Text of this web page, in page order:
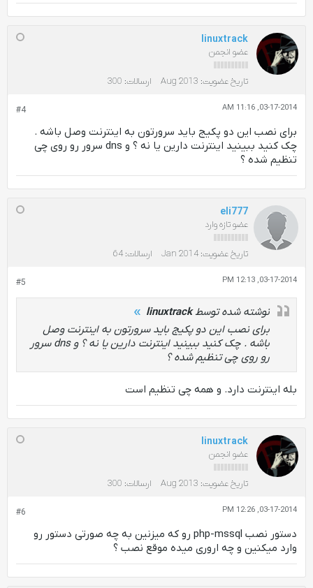
linuxtrack
عضو انجمن
تاریخ عضویت: Aug 2013 ارسالات: 300
#4 03-17-2014, 11:16 AM
برای نصب این دو پکیج باید سرورتون به اینترنت وصل باشه .
چک کنید ببینید اینترنت دارین یا نه ؟ و dns سرور رو روی چی
تنظیم شده ؟
eli777
عضو تازه وارد
تاریخ عضویت: Jan 2014 ارسالات: 64
#5 03-17-2014, 12:13 PM
نوشته شده توسطlinuxtrack
برای نصب این دو پکیج باید سرورتون به اینترنت وصل
باشه . چک کنید ببینید اینترنت دارین یا نه ؟ و dns سرور
رو روی چی تنظیم شده ؟
بله اینترنت دارد. و همه چی تنظیم است
linuxtrack
عضو انجمن
تاریخ عضویت: Aug 2013 ارسالات: 300
#6 03-17-2014, 12:26 PM
دستور نصب php-mssql رو که میزنین به چه صورتی دستور رو
وارد میکنین و چه اروری میده موقع نصب ؟